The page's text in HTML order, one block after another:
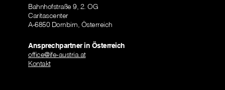
Bahnhofstraße 9, 2. OG
Caritascenter
A-6850 Dornbirn, Österreich
Ansprechpartner in Österreich
office@ife-austria.at
Kontakt